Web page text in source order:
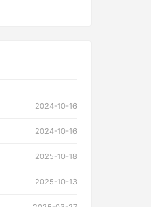
2024-10-16
2024-10-16
2025-10-18
2025-10-13